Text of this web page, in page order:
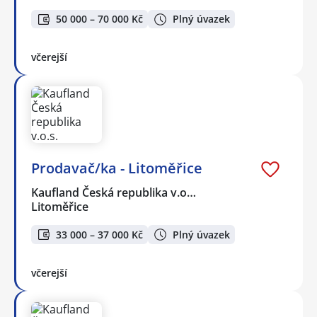
50 000 – 70 000 Kč Plný úvazek
včerejší
Prodavač/ka - Litoměřice
Kaufland Česká republika v.o…
Litoměřice
33 000 – 37 000 Kč Plný úvazek
včerejší